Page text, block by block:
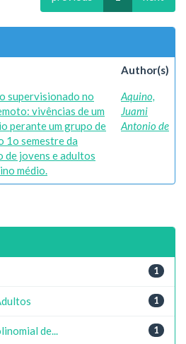
Author(s)
supervisionado no
vivências de um
perante um grupo de
1o semestre da
de jovens e adultos
médio.
Aquino,
Juami
Antonio de
1
1
1
de...